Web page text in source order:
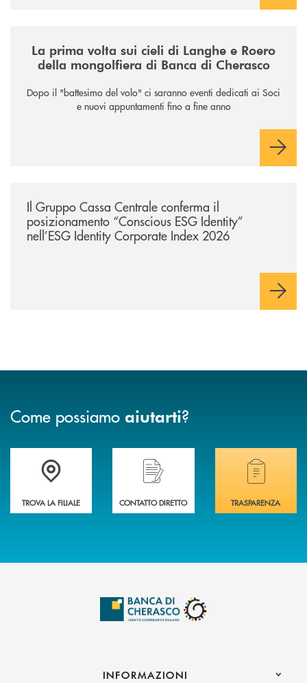
La prima volta sui cieli di Langhe e Roero
della mongolfiera di Banca di Cherasco
Dopo il "battesimo del volo" ci saranno eventi dedicati ai Soci
e nuovi appuntamenti fino a fine anno
Il Gruppo Cassa Centrale conferma il
posizionamento “Conscious ESG Identity”
nell’ESG Identity Corporate Index 2026
Come possiamo aiutarti?
Accedi all' elenco completo delle filiali .
TROVA LA FILIALE
Hai bisogno di assistenza immediata?
CONTATTO DIRETTO
Hai bisogno di
TRASPARENZA
INFORMAZIONI